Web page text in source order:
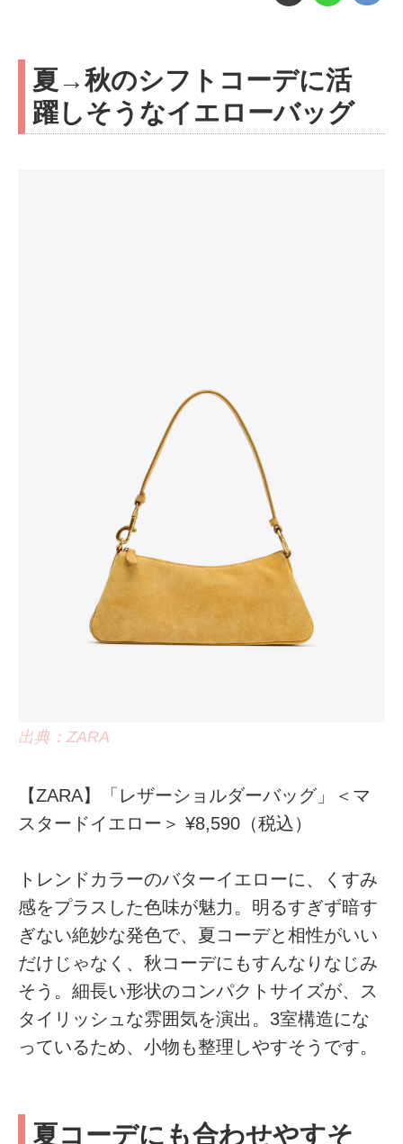
夏→秋のシフトコーデに活
躍しそうなイエローバッグ
出典：ZARA
【ZARA】「レザーショルダーバッグ」＜マ
スタードイエロー＞ ¥8,590（税込）
トレンドカラーのバターイエローに、くすみ
感をプラスした色味が魅力。明るすぎず暗す
ぎない絶妙な発色で、夏コーデと相性がいい
だけじゃなく、秋コーデにもすんなりなじみ
そう。細長い形状のコンパクトサイズが、ス
タイリッシュな雰囲気を演出。3室構造にな
っているため、小物も整理しやすそうです。
夏コーデにも合わせやすそ